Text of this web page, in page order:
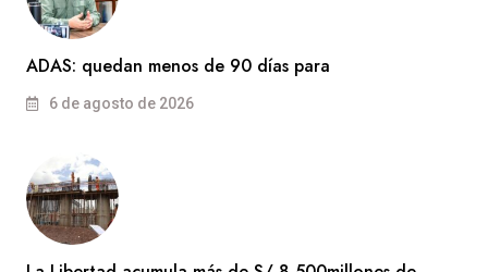
ADAS: quedan menos de 90 días para
6 de agosto de 2026